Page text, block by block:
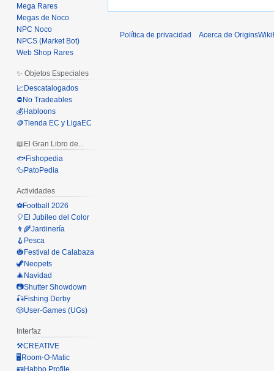
Mega Rares
Megas de Noco
NPC Noco
NPCS (Market Bot)
Web Shop Rares
✨ Objetos Especiales
📈Descatalogados
⛔No Tradeables
💰Habloons
🪙Tienda EC y LigaEC
📖El Gran Libro de...
🐟Fishopedia
🦆PatoPedia
Actividades
⚽Football 2026
🎈El Jubileo del Color
👨‍🌾Jardinería
🪝Pesca
🎃Festival de Calabaza
🦖Neopets
🎄Navidad
📷Shutter Showdown
🎣Fishing Derby
🎲User-Games (UGs)
Interfaz
⚒️CREATIVE
🖥️Room-O-Matic
🪪Habbo Profile
Política de privacidad Acerca de